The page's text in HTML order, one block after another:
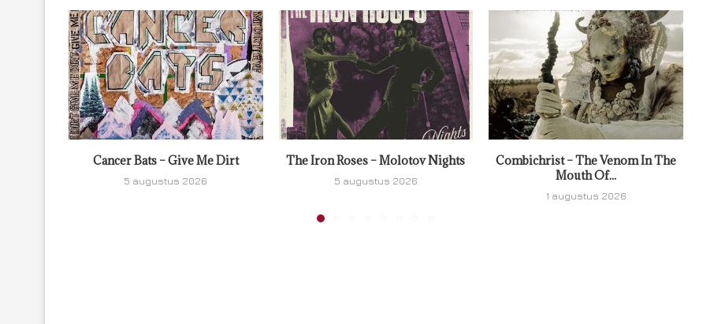
Cancer Bats – Give Me Dirt
5 augustus 2026
The Iron Roses – Molotov Nights
5 augustus 2026
Combichrist – The Venom In The
Mouth Of...
1 augustus 2026